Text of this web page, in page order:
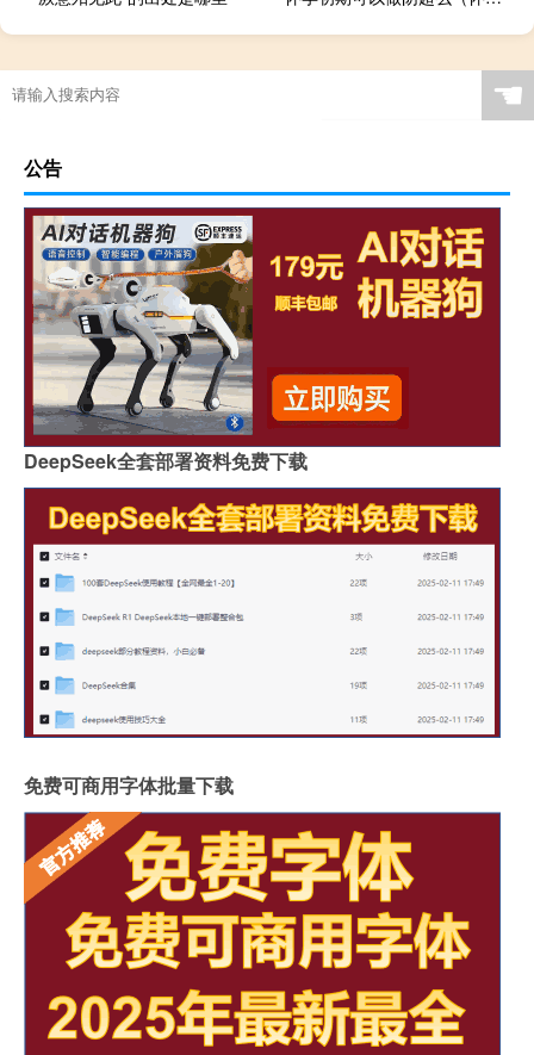
菲律宾央行：截至十月底外汇储备总额为1011亿美元
☚
公告
DeepSeek全套部署资料免费下载
免费可商用字体批量下载